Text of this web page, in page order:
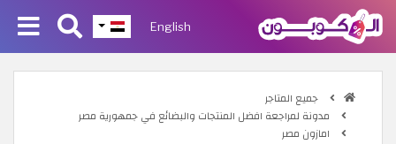
English
جميع المتاجر
مدونة لمراجعة افضل المنتجات والبضائع في جمهورية مصر
امازون مصر